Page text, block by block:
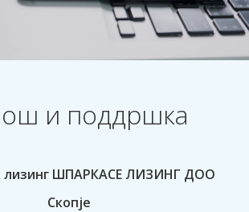
и поддршка
лизинг ШПАРКАСЕ ЛИЗИНГ ДОО
Скопје